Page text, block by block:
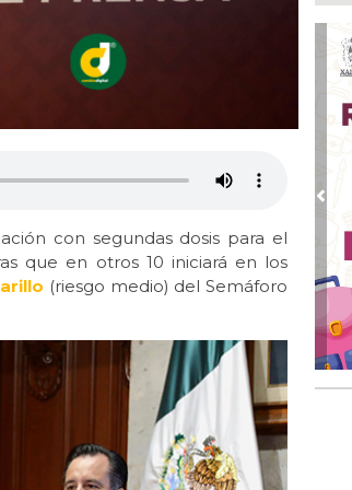
con segundas dosis para el
que en otros 10 iniciará en los
(riesgo medio) del Semáforo